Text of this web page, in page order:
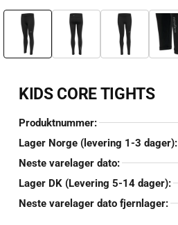
medie
modal
KIDS CORE TIGHTS
Produktnummer:
Lager Norge (levering 1-3 dager):
Neste varelager dato:
Lager DK (Levering 5-14 dager):
Neste varelager dato fjernlager: